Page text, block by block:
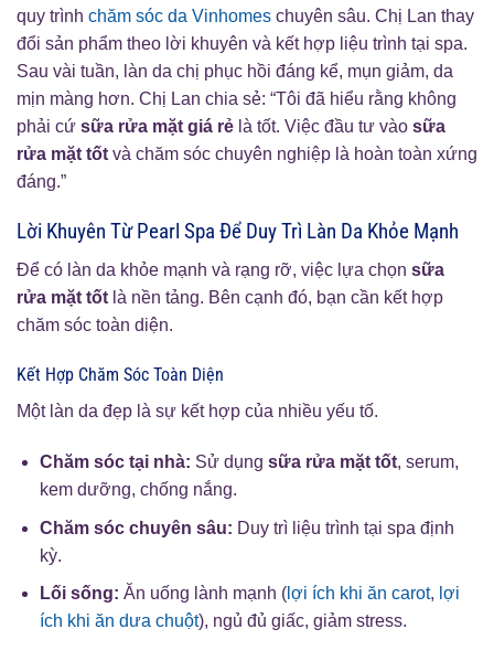
quy trình chăm sóc da Vinhomes chuyên sâu. Chị Lan thay
đổi sản phẩm theo lời khuyên và kết hợp liệu trình tại spa.
Sau vài tuần, làn da chị phục hồi đáng kể, mụn giảm, da
mịn màng hơn. Chị Lan chia sẻ: “Tôi đã hiểu rằng không
phải cứ sữa rửa mặt giá rẻ là tốt. Việc đầu tư vào sữa
rửa mặt tốt và chăm sóc chuyên nghiệp là hoàn toàn xứng
đáng.”
Lời Khuyên Từ Pearl Spa Để Duy Trì Làn Da Khỏe Mạnh
Để có làn da khỏe mạnh và rạng rỡ, việc lựa chọn sữa
rửa mặt tốt là nền tảng. Bên cạnh đó, bạn cần kết hợp
chăm sóc toàn diện.
Kết Hợp Chăm Sóc Toàn Diện
Một làn da đẹp là sự kết hợp của nhiều yếu tố.
Chăm sóc tại nhà: Sử dụng sữa rửa mặt tốt, serum,
kem dưỡng, chống nắng.
Chăm sóc chuyên sâu: Duy trì liệu trình tại spa định
kỳ.
Lối sống: Ăn uống lành mạnh (lợi ích khi ăn carot, lợi
ích khi ăn dưa chuột), ngủ đủ giấc, giảm stress.